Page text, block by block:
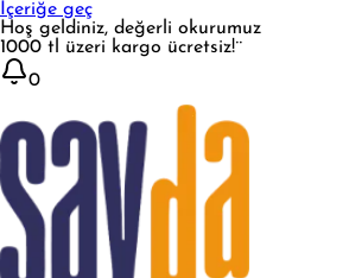
İçeriğe geç
Hoş geldiniz, değerli okurumuz
1000 tl üzeri kargo ücretsiz!¨
0